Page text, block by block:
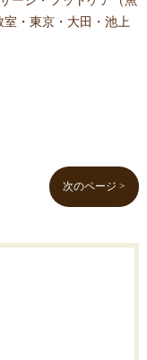
・東京・大田・池上
次のページ >